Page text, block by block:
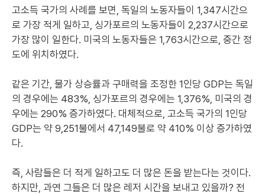
고소득 국가의 사례를 보면, 독일의 노동자들이 1,347시간으
로 가장 적게 일하고, 싱가포르의 노동자들이 2,237시간으로
가장 많이 일한다. 미국의 노동자들은 1,763시간으로, 중간 정
도에 위치하였다.
같은 기간, 물가 상승률과 구매력을 조정한 1인당 GDP는 독일
의 경우에는 483%, 싱가포르의 경우에는 1,376%, 미국의 경
우에는 290% 증가하였다. 대체적으로, 고소득 국가의 1인당
GDP는 약 9,251불에서 47,149불로 약 410% 이상 증가하였
다.
즉, 사람들은 더 적게 일하고도 더 많은 돈을 받는다는 것이다.
하지만, 과연 그들은 더 많은 레저 시간을 보내고 있을까? 전